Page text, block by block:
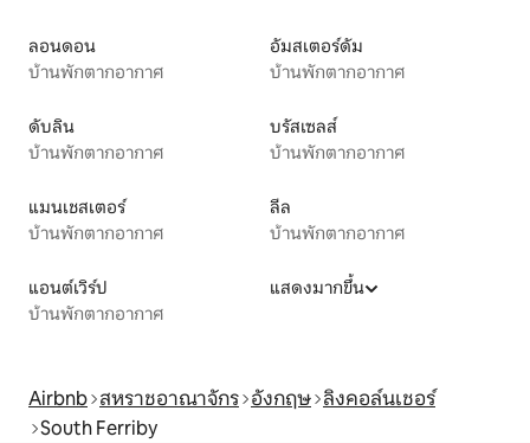
ลอนดอน
บ้านพักตากอากาศ
อัมสเตอร์ดัม
บ้านพักตากอากาศ
ดับลิน
บ้านพักตากอากาศ
บรัสเซลส์
บ้านพักตากอากาศ
แมนเชสเตอร์
บ้านพักตากอากาศ
ลีล
บ้านพักตากอากาศ
แอนต์เวิร์ป
บ้านพักตากอากาศ
แสดงมากขึ้น
Airbnb สหราชอาณาจักร อังกฤษ ลิงคอล์นเชอร์
South Ferriby